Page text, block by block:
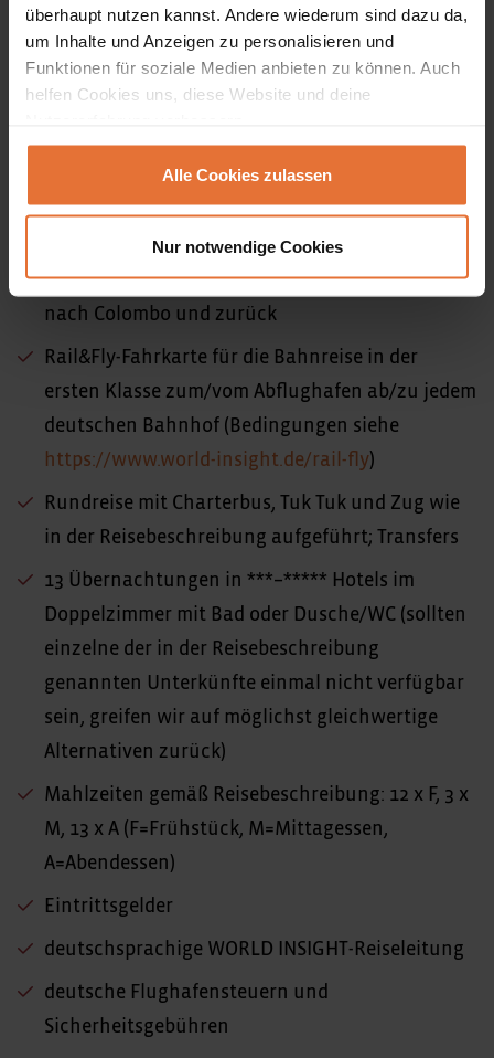
überhaupt nutzen kannst. Andere wiederum sind dazu da,
um Inhalte und Anzeigen zu personalisieren und
Funktionen für soziale Medien anbieten zu können. Auch
helfen Cookies uns, diese Website und deine
Alle Cookies zulassen
Nur notwendige Cookies
Bereich.
Bilder unserer Unterkünfte
Linienflug (Economy) mit Air India oder
gleichwertiger Fluggesellschaft ab Frankfurt
nach Colombo und zurück
Rail&Fly-Fahrkarte für die Bahnreise in der
ersten Klasse zum/vom Abflughafen ab/zu jedem
deutschen Bahnhof (Bedingungen siehe
https://www.world-insight.de/rail-fly)
Rundreise mit Charterbus, Tuk Tuk und Zug wie
in der Reisebeschreibung aufgeführt; Transfers
13 Übernachtungen in ***–***** Hotels im
Doppelzimmer mit Bad oder Dusche/WC (sollten
einzelne der in der Reisebeschreibung
genannten Unterkünfte einmal nicht verfügbar
sein, greifen wir auf möglichst gleichwertige
Alternativen zurück)
Mahlzeiten gemäß Reisebeschreibung: 12 x F, 3 x
M, 13 x A (F=Frühstück, M=Mittagessen,
A=Abendessen)
Eintrittsgelder
deutschsprachige WORLD INSIGHT-Reiseleitung
deutsche Flughafensteuern und
Sicherheitsgebühren